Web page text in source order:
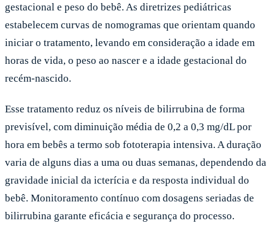
gestacional e peso do bebê. As diretrizes pediátricas
estabelecem curvas de nomogramas que orientam quando
iniciar o tratamento, levando em consideração a idade em
horas de vida, o peso ao nascer e a idade gestacional do
recém-nascido.
Esse tratamento reduz os níveis de bilirrubina de forma
previsível, com diminuição média de 0,2 a 0,3 mg/dL por
hora em bebês a termo sob fototerapia intensiva. A duração
varia de alguns dias a uma ou duas semanas, dependendo da
gravidade inicial da icterícia e da resposta individual do
bebê. Monitoramento contínuo com dosagens seriadas de
bilirrubina garante eficácia e segurança do processo.